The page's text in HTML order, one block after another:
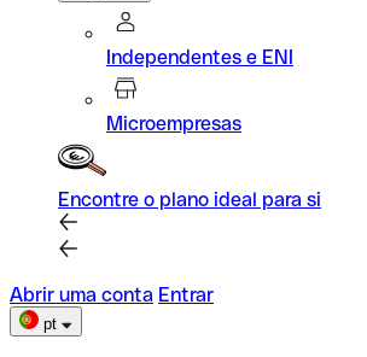
Independentes e ENI
Microempresas
Encontre o plano ideal para si
Abrir uma conta Entrar
pt